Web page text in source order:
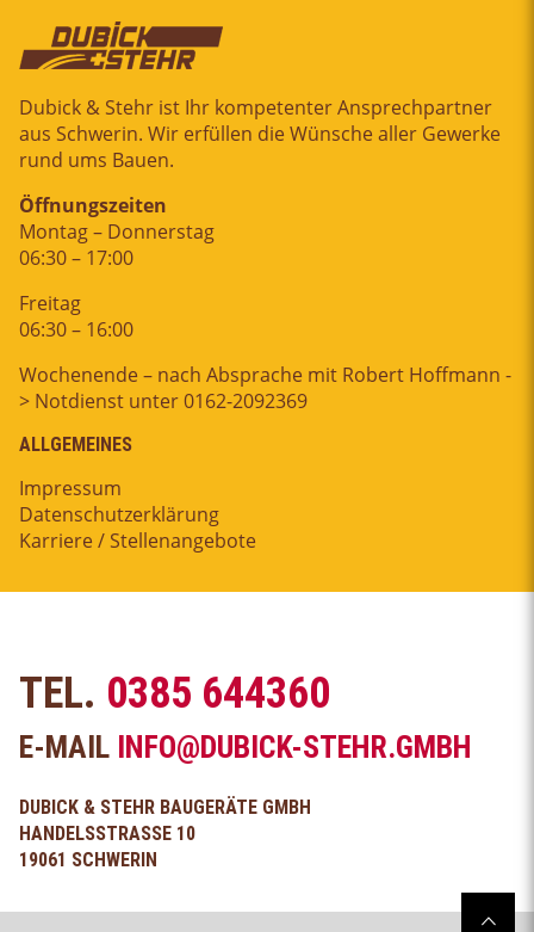
Dubick & Stehr ist Ihr kompetenter Ansprechpartner
aus Schwerin. Wir erfüllen die Wünsche aller Gewerke
rund ums Bauen.
Öffnungszeiten
Montag – Donnerstag
06:30 – 17:00
Freitag
06:30 – 16:00
Wochenende – nach Absprache mit Robert Hoffmann -
> Notdienst unter 0162-2092369
ALLGEMEINES
Impressum
Datenschutzerklärung
Karriere / Stellenangebote
TEL. 0385 644360
E-MAIL INFO@DUBICK-STEHR.GMBH
DUBICK & STEHR BAUGERÄTE GMBH
HANDELSSTRASSE 10
19061 SCHWERIN